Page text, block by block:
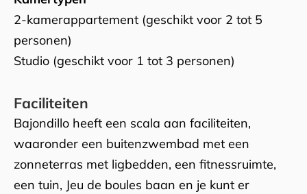
2-kamerappartement (geschikt voor 2 tot 5
personen)
Studio (geschikt voor 1 tot 3 personen)
Faciliteiten
Bajondillo heeft een scala aan faciliteiten,
waaronder een buitenzwembad met een
zonneterras met ligbedden, een fitnessruimte,
een tuin, Jeu de boules baan en je kunt er